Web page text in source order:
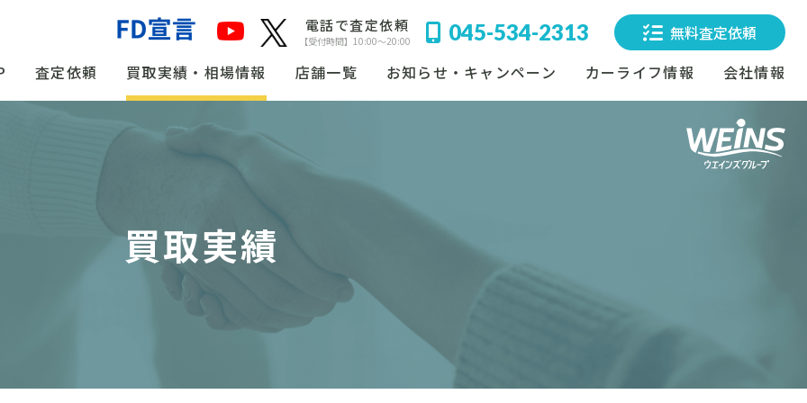
電話で査定依頼
【受付時間】10:00〜20:00 045-534-2313
無料査定依頼
査定依頼 買取実績・相場情報 店舗一覧 お知らせ・キャンペーン カーライフ情報 会社情報
買取実績